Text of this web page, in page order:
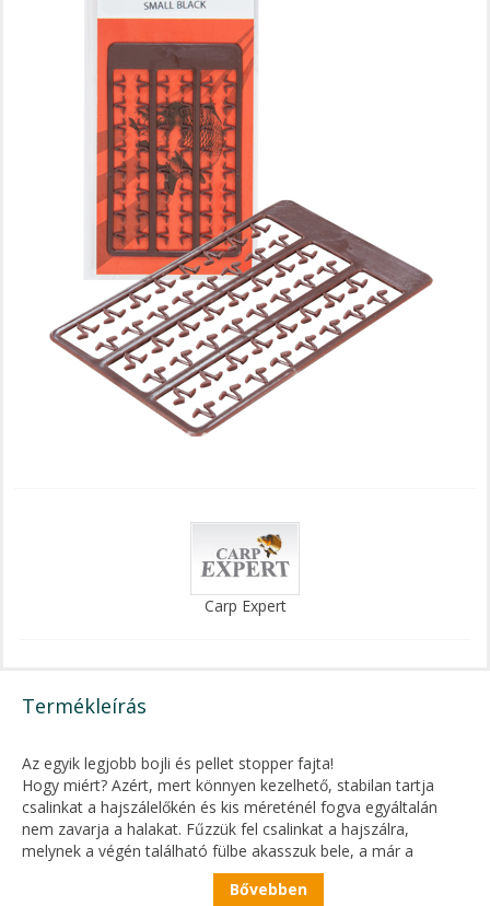
Carp Expert
Termékleírás
Az egyik legjobb bojli és pellet stopper fajta!
Hogy miért? Azért, mert könnyen kezelhető, stabilan tartja
csalinkat a hajszálelőkén és kis méreténél fogva egyáltalán
nem zavarja a halakat. Fűzzük fel csalinkat a hajszálra,
melynek a végén található fülbe akasszuk bele, a már a
keretből előzetesen kitört kis V alakú stoppert.
Kialakításánál fogva még távoli dobások esetén sem fog leesni
Bővebben